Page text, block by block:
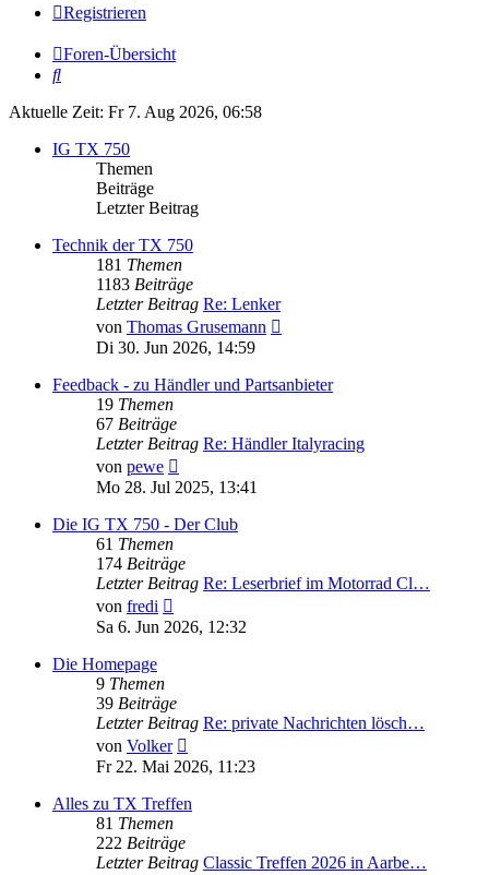
Registrieren
Foren-Übersicht
Suche
Aktuelle Zeit: Fr 7. Aug 2026, 06:58
IG TX 750
Themen
Beiträge
Letzter Beitrag
Technik der TX 750
181 Themen
1183 Beiträge
Letzter Beitrag Re: Lenker
von Thomas Grusemann
Di 30. Jun 2026, 14:59
Feedback - zu Händler und Partsanbieter
19 Themen
67 Beiträge
Letzter Beitrag Re: Händler Italyracing
von pewe
Beitrag
Mo 28. Jul 2025, 13:41
Die IG TX 750 - Der Club
61 Themen
174 Beiträge
Letzter Beitrag Re: Leserbrief im Motorrad Cl…
von fredi
Beitrag
Sa 6. Jun 2026, 12:32
Die Homepage
9 Themen
39 Beiträge
Letzter Beitrag Re: private Nachrichten lösch…
von Volker
Beitrag
Fr 22. Mai 2026, 11:23
Alles zu TX Treffen
81 Themen
222 Beiträge
Letzter Beitrag Classic Treffen 2026 in Aarbe…